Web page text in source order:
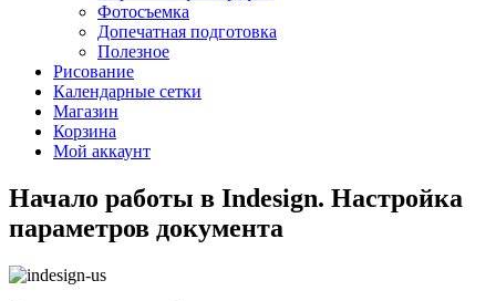
Фотосъемка
Допечатная подготовка
Полезное
Рисование
Календарные сетки
Магазин
Корзина
Мой аккаунт
Начало работы в Indesign. Настройка
параметров документа